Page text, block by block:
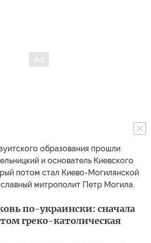
образования прошли
и основатель Киевского
потом стал Киево-Могилянской
митрополит Петр Могила.
по-украински: сначала
греко-католическая